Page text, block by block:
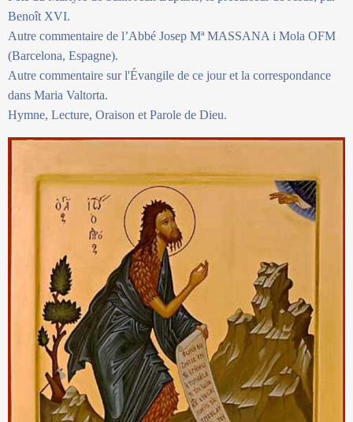
Benoît XVI.
Autre commentaire de l’Abbé Josep Mª MASSANA i Mola OFM
(Barcelona, Espagne).
Autre commentaire sur l'Évangile de ce jour et la correspondance
dans Maria Valtorta.
Hymne, Lecture, Oraison et Parole de Dieu.